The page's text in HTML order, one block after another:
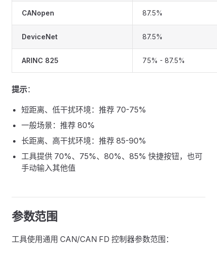
CANopen 87.5%
DeviceNet 87.5%
ARINC 825 75% - 87.5%
提示：
短距离、低干扰环境：推荐 70-75%
一般场景：推荐 80%
长距离、高干扰环境：推荐 85-90%
工具提供 70%、75%、80%、85% 快捷按钮，也可
手动输入其他值
参数范围
工具使用通用 CAN/CAN FD 控制器参数范围：